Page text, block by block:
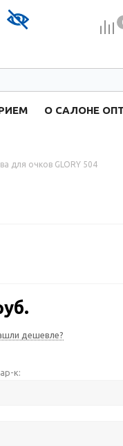
О САЛОНЕ
для очков GLORY 504
дешевле?
к: